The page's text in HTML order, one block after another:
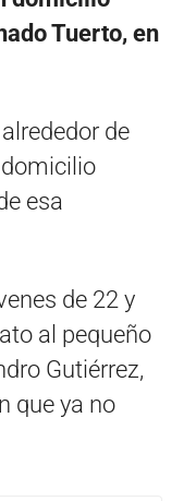
Tuerto, en
de
domicilio
esa
de 22 y
al pequeño
Gutiérrez,
que ya no